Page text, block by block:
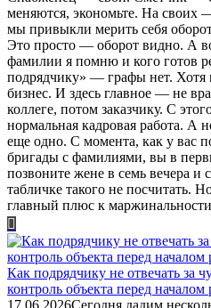
меняются, экономьте. На своих
мы привыкли мерить себя
Это просто — оборот видно. А
фамилии я помню и кого готов
подрядчику» — графы нет. Хотя
бизнес. И здесь главное — не
коллеге, потом заказчику. С
нормальная кадровая работа.
еще одно. С момента, как у вас
бригады с фамилиями, вы в
позвоните жене в семь вечера и
табличке такого не посчитать.
главный плюс к
Как подрядчику не отвечать за
контроль объекта перед началом
17.06.2026Сегодня дадим